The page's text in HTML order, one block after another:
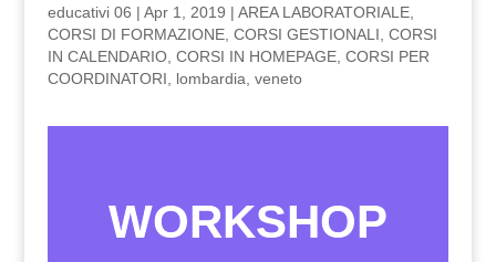
educativi 06 | Apr 1, 2019 | AREA LABORATORIALE,
CORSI DI FORMAZIONE, CORSI GESTIONALI CORSI
IN CALENDARIO, CORSI IN HOMEPAGE, CORSI PER
COORDINATORI
lombardia veneto
WORKSHOP